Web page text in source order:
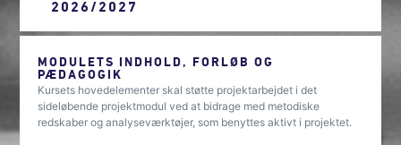
2026/2027
MODULETS INDHOLD, FORLØB OG
PÆDAGOGIK
Kursets hovedelementer skal støtte projektarbejdet i det
sideløbende projektmodul ved at bidrage med metodiske
redskaber og analyseværktøjer, som benyttes aktivt i projektet.